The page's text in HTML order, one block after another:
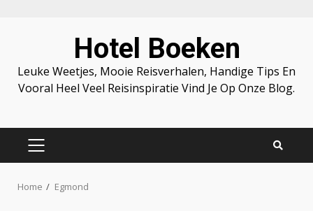
Hotel Boeken
Leuke Weetjes, Mooie Reisverhalen, Handige Tips En
Vooral Heel Veel Reisinspiratie Vind Je Op Onze Blog.
PRIMARY
Home Egmond